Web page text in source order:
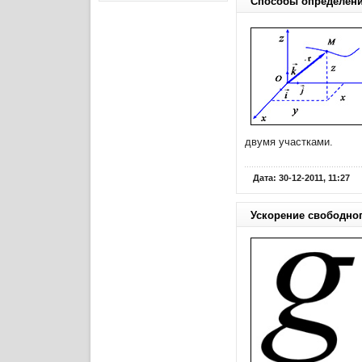
двумя участками.
Дата: 30-12-2011, 11:27
Ускорение